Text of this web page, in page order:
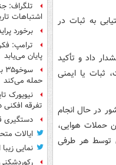
به ثبات در
داد و تأکید
ثبات یا ایمنی
در حال انجام
حملات هوایی،
توسط هر طرفی
تلگراف:
اشتباهات
برخورد پراید با
ترامپ:
پایان می‌یابد
حمله می‌کند
نیویورک
تفرقه افکنی
دستگیری
ایالات
نمایی